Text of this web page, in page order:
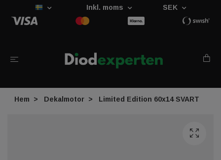
Inkl. moms SEK
Hem Dekalmotor Limited Edition 60x14 SVART